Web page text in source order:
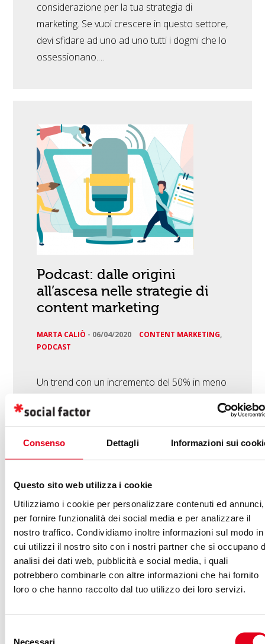
Consenso Dettagli Informazioni sui
Questo sito web utilizza i cookie
Utilizziamo i cookie per personalizzare contenuti ed annunci,
per fornire funzionalità dei social media e per analizzare il
nostro traffico. Condividiamo inoltre informazioni sul modo in
cui utilizzi il nostro sito con i nostri partner che si occupano
analisi dei dati web, pubblicità e social media, i quali
potrebbero combinarle con altre informazioni che hai fornito
loro o che hanno raccolto dal tuo utilizzo dei loro servizi.
Necessari
considerazione per la tua strategia di
marketing. Se vuoi crescere in questo settore,
devi sfidare ad uno ad uno tutti i dogmi che lo
ossessionano.…
Podcast: dalle origini
all’ascesa nelle strategie di
content marketing
MARTA CALIÒ - 06/04/2020 CONTENT MARKETING,
PODCAST
Un trend con un incremento del 50% in meno
tutto quello che devi sapere su come
marketing. (altro…)